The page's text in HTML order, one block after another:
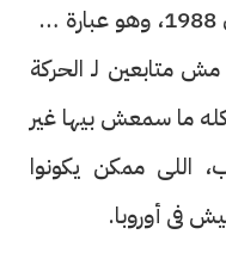
الكتاب من بابه، هو صدر فى لندن 1988، وهو عبارة عن
متابعين لـ الحركة
كله ما سمعش بيها غير
اللى ممكن يكونوا
فى أوروبا.